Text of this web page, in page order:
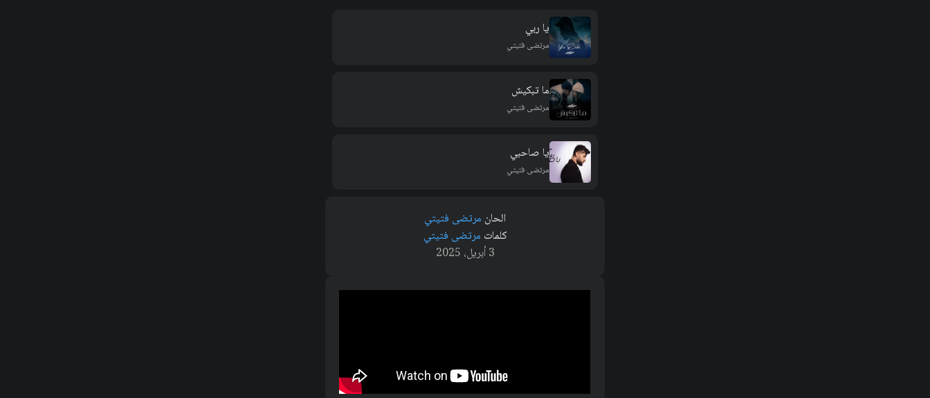
يا ربي
مرتضى فتيتي
ما تبكيش
مرتضى فتيتي
يا صاحبي
مرتضى فتيتي
الحان مرتضى فتيتي
كلمات مرتضى فتيتي
3 أبريل، 2025